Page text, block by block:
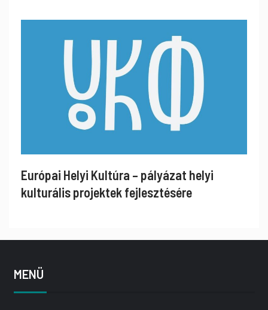
Európai Helyi Kultúra – pályázat helyi
kulturális projektek fejlesztésére
MENÜ